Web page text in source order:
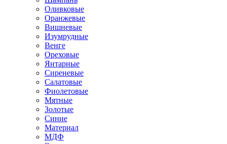
Оливковые
Оранжевые
Вишневые
Изумрудные
Венге
Ореховые
Янтарные
Сиреневые
Салатовые
Фиолетовые
Мятные
Золотые
Синие
Материал
МДФ